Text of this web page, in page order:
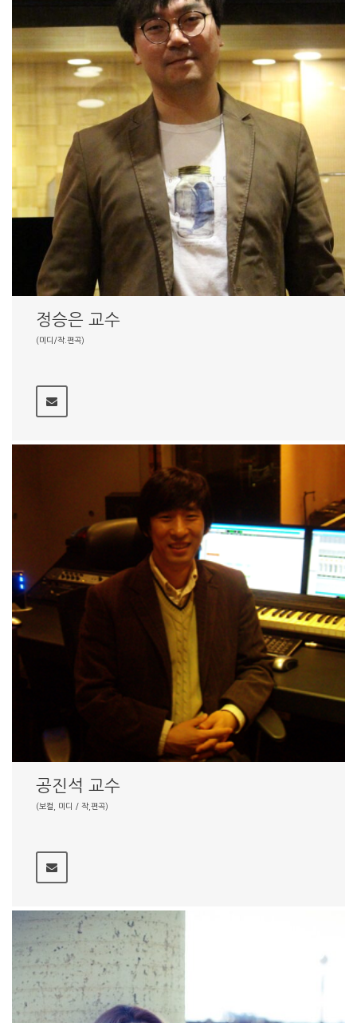
정승은 교수
(미디/작.편곡)
공진석 교수
(보컬, 미디 / 작,편곡)